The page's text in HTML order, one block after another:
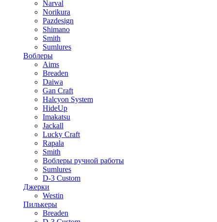
Narval
Norikura
Pazdesign
Shimano
Smith
Sumlures
Воблеры
Aims
Breaden
Daiwa
Gan Craft
Halcyon System
HideUp
Imakatsu
Jackall
Lucky Craft
Rapala
Smith
Воблеры ручной работы
Sumlures
D-3 Custom
Джерки
Westin
Пилькеры
Breaden